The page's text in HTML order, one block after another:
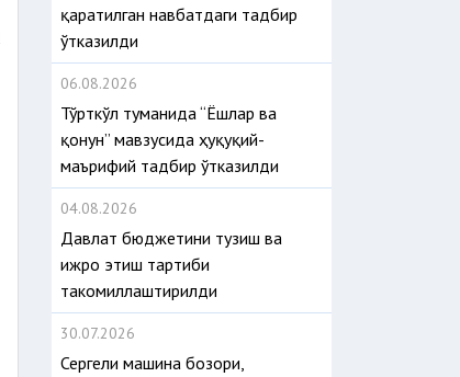
қаратилган навбатдаги тадбир
ўтказилди
06.08.2026
Тўрткўл туманида “Ёшлар ва
қонун” мавзусида ҳуқуқий-
маърифий тадбир ўтказилди
04.08.2026
Давлат бюджетини тузиш ва
ижро этиш тартиби
такомиллаштирилди
30.07.2026
Сергели машина бозори,